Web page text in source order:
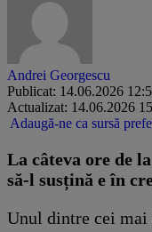
Andrei Georgescu
Publicat: 14.06.2026
Actualizat: 14.06.2026
Adaugă-ne ca sursă
La câteva ore de
să-l susțină e în
Unul dintre cei mai